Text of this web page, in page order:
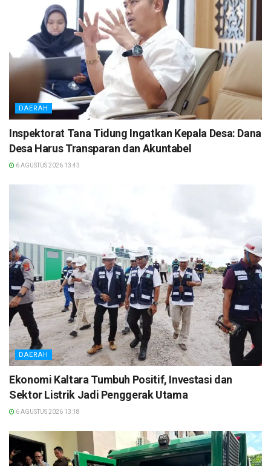
DAERAH
Inspektorat Tana Tidung Ingatkan Kepala Desa: Dana
Desa Harus Transparan dan Akuntabel
6 AGUSTUS 2026 13:43
DAERAH
Ekonomi Kaltara Tumbuh Positif, Investasi dan
Sektor Listrik Jadi Penggerak Utama
6 AGUSTUS 2026 13:18